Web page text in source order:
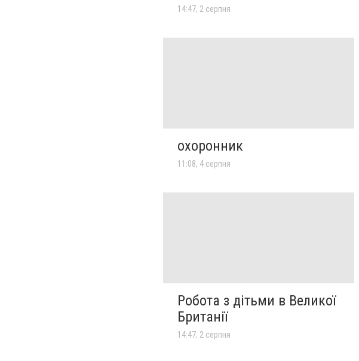
14:47, 2 серпня
охоронник
11:08, 4 серпня
Робота з дітьми в Великої
Британії
14:47, 2 серпня